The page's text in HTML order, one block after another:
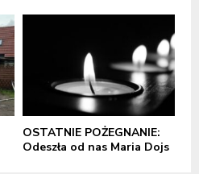
OSTATNIE POŻEGNANIE:
Odeszła od nas Maria Dojs